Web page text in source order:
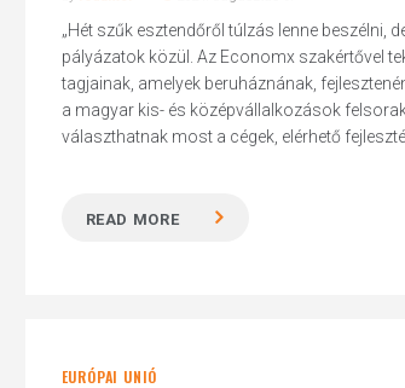
„Hét szűk esztendőről túlzás lenne
pályázatok közül. Az Economx szakértővel
tagjainak, amelyek beruháznának,
a magyar kis- és középvállalkozások
választhatnak most a cégek, elérhető
READ MORE
EURÓPAI UNIÓ